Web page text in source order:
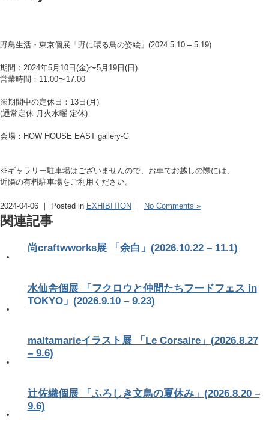
野鳥生活・東京個展「野に環る鳥の姿絵」(2024.5.10 – 5.19)
期間：2024年5月10日(金)〜5月19日(日)
営業時間：11:00〜17:00
※期間中の定休日：13日(月)
(通常定休 月火水曜 定休)
会場：HOW HOUSE EAST gallery-G
※ギャラリー駐車場はございませんので、お車でお越しの際には、
近隣の有料駐車場をご利用ください。
2024-04-06 ｜ Posted in EXHIBITION ｜ No Comments »
関連記事
尚craftwworks展 「余白」(2026.10.22 – 11.1)
水仙舎個展 「フクロウと仲間たちフードフェス in
TOKYO」(2026.9.10 – 9.23)
maltamarieイラスト展 「Le Corsaire」(2026.8.27
– 9.6)
辻佐織個展 「ふろしき文鳥の夏休み」(2026.8.20 –
9.6)